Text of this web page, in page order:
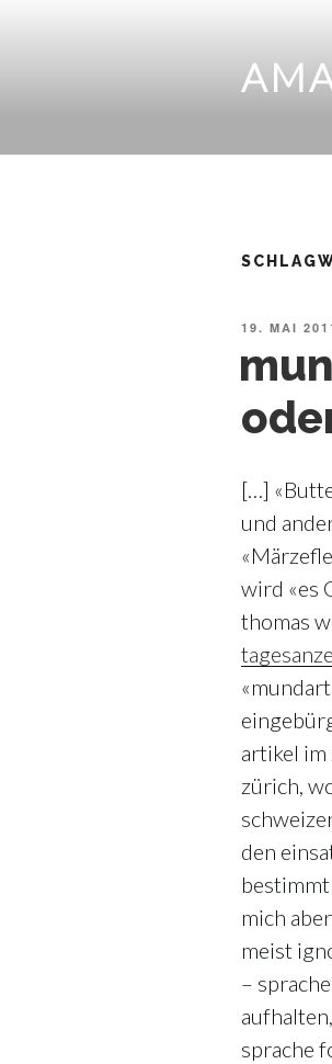
19. MAI
[…]
und
wird «es
thomas
artikel im
zürich,
den
mich
meist
–
sprache